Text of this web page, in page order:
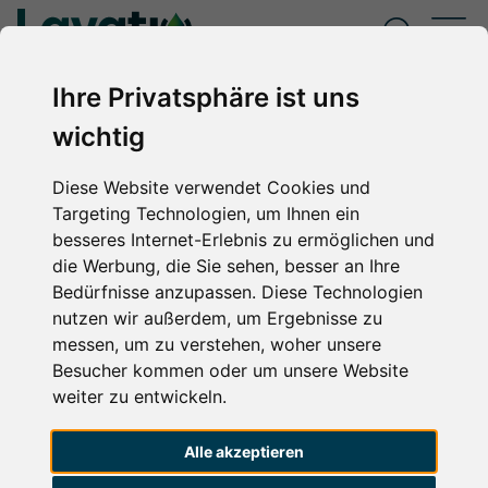
Ihre Privatsphäre ist uns
wichtig
Diese Website verwendet Cookies und
Targeting Technologien, um Ihnen ein
besseres Internet-Erlebnis zu ermöglichen und
die Werbung, die Sie sehen, besser an Ihre
Bedürfnisse anzupassen. Diese Technologien
nutzen wir außerdem, um Ergebnisse zu
messen, um zu verstehen, woher unsere
Besucher kommen oder um unsere Website
weiter zu entwickeln.
Alle akzeptieren
SUCHE
Hygiene und Sauberkeit
für Kliniken und